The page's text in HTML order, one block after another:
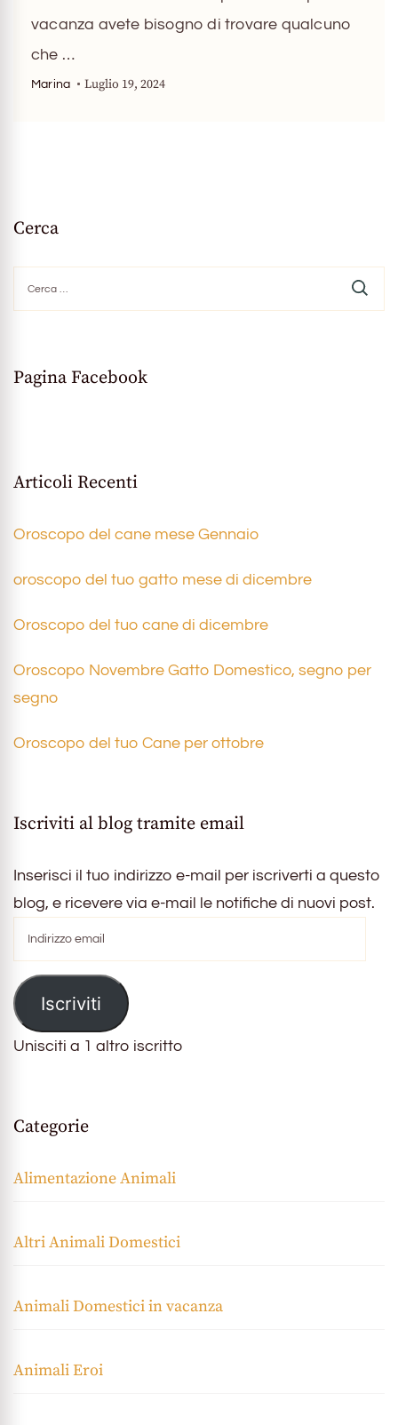
vacanza avete bisogno di trovare qualcuno
che …
Marina Luglio 19, 2024
Cerca
per:
Pagina Facebook
Articoli Recenti
Oroscopo del cane mese Gennaio
oroscopo del tuo gatto mese di dicembre
Oroscopo del tuo cane di dicembre
Oroscopo Novembre Gatto Domestico, segno per
segno
Oroscopo del tuo Cane per ottobre
Iscriviti al blog tramite email
Inserisci il tuo indirizzo e-mail per iscriverti a questo
blog, e ricevere via e-mail le notifiche di nuovi post.
email
Iscriviti
Unisciti a 1 altro iscritto
Categorie
Alimentazione Animali
Altri Animali Domestici
Animali Domestici in vacanza
Animali Eroi